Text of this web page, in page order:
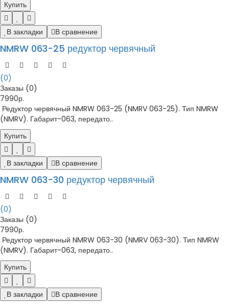
Купить
В закладки В сравнение
NMRW 063-25 редуктор червячный
(0)
Заказы (0)
7990р.
Редуктор червячный NMRW 063-25 (NMRV 063-25). Тип NMRW
(NMRV). Габарит-063, передато..
Купить
В закладки В сравнение
NMRW 063-30 редуктор червячный
(0)
Заказы (0)
7990р.
Редуктор червячный NMRW 063-30 (NMRV 063-30). Тип NMRW
(NMRV). Габарит-063, передато..
Купить
В закладки В сравнение